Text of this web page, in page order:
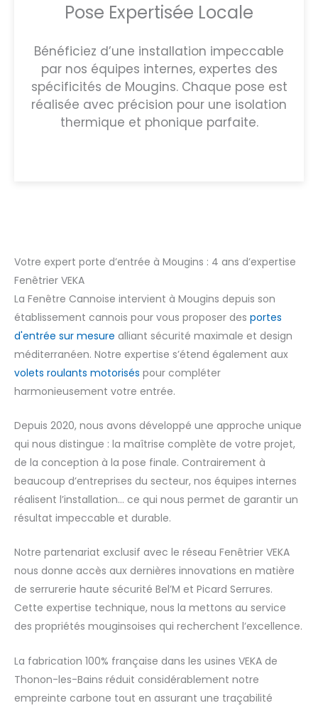
Pose Expertisée Locale
Bénéficiez d’une installation impeccable
par nos équipes internes, expertes des
spécificités de Mougins. Chaque pose est
réalisée avec précision pour une isolation
thermique et phonique parfaite.
Votre expert porte d’entrée à Mougins : 4 ans d’expertise
Fenêtrier VEKA
La Fenêtre Cannoise intervient à Mougins depuis son
établissement cannois pour vous proposer des portes
d'entrée sur mesure alliant sécurité maximale et design
méditerranéen. Notre expertise s’étend également aux
volets roulants motorisés pour compléter
harmonieusement votre entrée.
Depuis 2020, nous avons développé une approche unique
qui nous distingue : la maîtrise complète de votre projet,
de la conception à la pose finale. Contrairement à
beaucoup d’entreprises du secteur, nos équipes internes
réalisent l’installation… ce qui nous permet de garantir un
résultat impeccable et durable.
Notre partenariat exclusif avec le réseau Fenêtrier VEKA
nous donne accès aux dernières innovations en matière
de serrurerie haute sécurité Bel’M et Picard Serrures.
Cette expertise technique, nous la mettons au service
des propriétés mouginsoises qui recherchent l’excellence.
La fabrication 100% française dans les usines VEKA de
Thonon-les-Bains réduit considérablement notre
empreinte carbone tout en assurant une traçabilité